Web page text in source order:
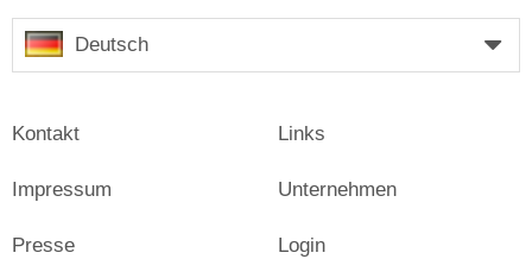
Deutsch
Kontakt
Impressum
Presse
Links
Unternehmen
Login